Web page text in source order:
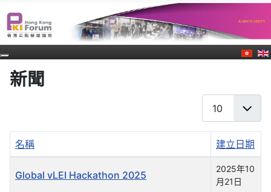
新聞
名稱 建立日期
Global vLEI Hackathon 2025
2025年10
月21日